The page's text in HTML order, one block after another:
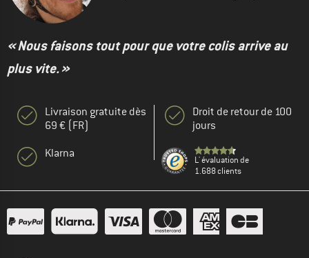
« Nous faisons tout pour que votre colis arrive au
plus vite. »
Livraison gratuite dès
69 € (FR)
Klarna
Droit de retour de 100
jours
L' évaluation de
1.688 clients